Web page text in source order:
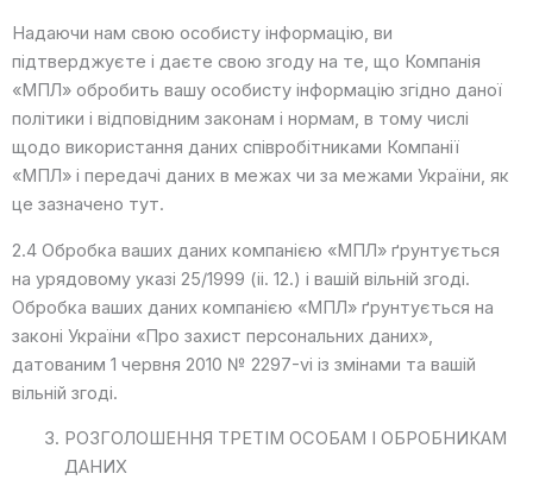
Надаючи нам свою особисту інформацію, ви
підтверджуєте і даєте свою згоду на те, що Компанія
«МПЛ» обробить вашу особисту інформацію згідно даної
політики і відповідним законам і нормам, в тому числі
щодо використання даних співробітниками Компанії
«МПЛ» і передачі даних в межах чи за межами України, як
це зазначено тут.
2.4 Обробка ваших даних компанією «МПЛ» ґрунтується
на урядовому указі 25/1999 (ii. 12.) і вашій вільній згоді.
Обробка ваших даних компанією «МПЛ» ґрунтується на
законі України «Про захист персональних даних»,
датованим 1 червня 2010 № 2297-vi із змінами та вашій
вільній згоді.
РОЗГОЛОШЕННЯ ТРЕТІМ ОСОБАМ І ОБРОБНИКАМ
ДАНИХ